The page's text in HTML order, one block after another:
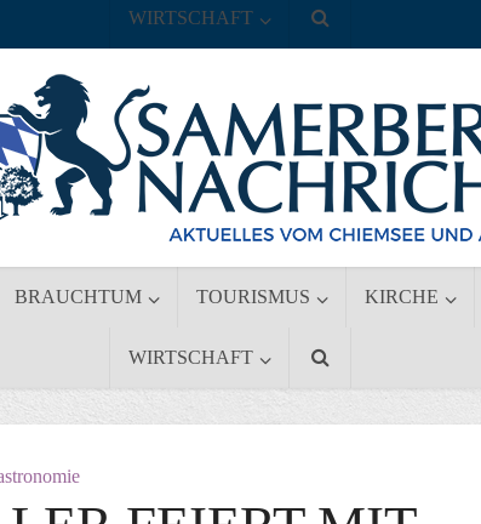
BRAUCHTUM TOURISMUS KIRCHE
WIRTSCHAFT
WIRTSCHAFT